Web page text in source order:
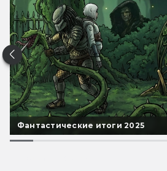
Фантастические итоги 2025